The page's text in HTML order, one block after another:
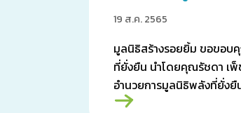
19 ส.ค. 2565
มูลนิธิสร้างรอยยิ้ม ขอขอ
ที่ยั่งยืน นำโดยคุณรัชดา เ
อำนวยการมูลนิธิพลังที่ยั่งยื
จำนวน 100,000 บาท